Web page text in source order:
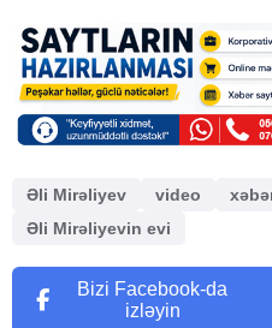
Əli Mirəliyev video
Əli Mirəliyevin evi
Bizi Facebook-da
izləyin